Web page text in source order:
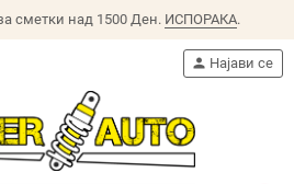
сметки над 1500 Ден. ИСПОРАКА.
person Најави се